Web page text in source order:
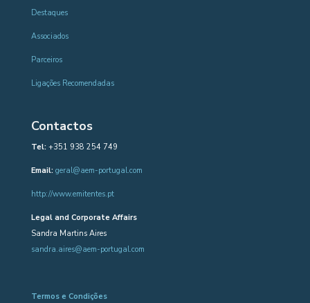
Destaques
Associados
Parceiros
Ligações Recomendadas
Contactos
Tel:+351 938 254 749
Email: geral@aem-portugal.com
http://www.emitentes.pt
Legal and Corporate Affairs
Sandra Martins Aires
sandra.aires@aem-portugal.com
Termos e Condições